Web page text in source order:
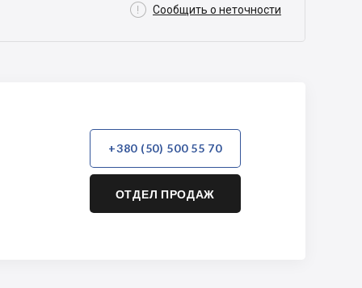
 Сообщить о неточности
+380 (50) 500 55 70
ОТДЕЛ ПРОДАЖ